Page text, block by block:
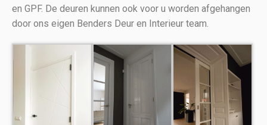
en GPF. De deuren kunnen ook voor u worden afgehangen
door ons eigen Benders Deur en Interieur team.